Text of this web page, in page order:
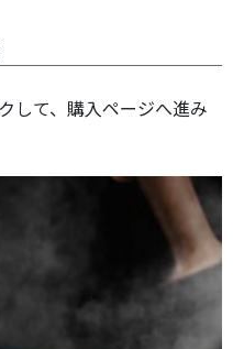
して、購入ページへ進み